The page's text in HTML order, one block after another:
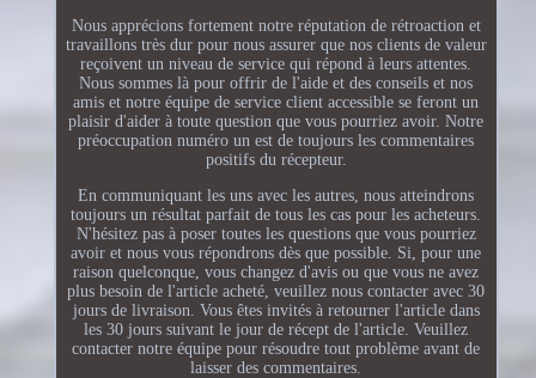
Nous apprécions fortement notre réputation de rétroaction et
travaillons très dur pour nous assurer que nos clients de valeur
reçoivent un niveau de service qui répond à leurs attentes.
Nous sommes là pour offrir de l'aide et des conseils et nos
amis et notre équipe de service client accessible se feront un
plaisir d'aider à toute question que vous pourriez avoir. Notre
préoccupation numéro un est de toujours les commentaires
positifs du récepteur.
En communiquant les uns avec les autres, nous atteindrons
toujours un résultat parfait de tous les cas pour les acheteurs.
N'hésitez pas à poser toutes les questions que vous pourriez
avoir et nous vous répondrons dès que possible. Si, pour une
raison quelconque, vous changez d'avis ou que vous ne avez
plus besoin de l'article acheté, veuillez nous contacter avec 30
jours de livraison. Vous êtes invités à retourner l'article dans
les 30 jours suivant le jour de récept de l'article. Veuillez
contacter notre équipe pour résoudre tout problème avant de
laisser des commentaires.